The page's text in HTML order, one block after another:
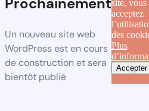
Un nouveau site web
WordPress est en cours
de construction et sera
bientôt publié
site, vous
acceptez
des
Plus
Accepter